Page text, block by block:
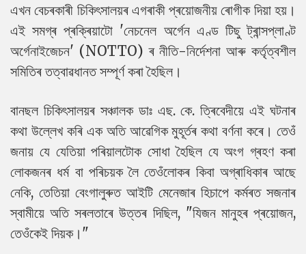
এখন বেচৰকাৰী চিকিৎসালয়ৰ এগৰাকী প্ৰয়োজনীয় ৰোগীক দিয়া হয়।
এই সমগ্ৰ প্ৰক্ৰিয়াটো 'নেচনেল অৰ্গেন এণ্ড টিছু ট্ৰান্সপ্লাণ্ট
অৰ্গেনাইজেচন' (NOTTO) ৰ নীতি-নিৰ্দেশনা আৰু কৰ্তৃত্বশীল
সমিতিৰ তত্বাৱধানত সম্পূৰ্ণ কৰা হৈছিল।
বানছল চিকিৎসালয়ৰ সঞ্চালক ডাঃ এছ. কে. ত্ৰিবেদীয়ে এই ঘটনাৰ
কথা উল্লেখ কৰি এক অতি আৱেগিক মুহূৰ্তৰ কথা বৰ্ণনা কৰে। তেওঁ
জনায় যে যেতিয়া পৰিয়ালটোক সোধা হৈছিল যে অংগ গ্ৰহণ কৰা
লোকজনৰ ধৰ্ম বা পৰিচয়ক লৈ তেওঁলোকৰ কিবা অগ্ৰাধিকাৰ আছে
নেকি, তেতিয়া বেংগালুৰুত আইটি মেনেজাৰ হিচাপে কৰ্মৰত সজনাৰ
স্বামীয়ে অতি সৰলতাৰে উত্তৰ দিছিল, "যিজন মানুহৰ প্ৰয়োজন,
তেওঁকেই দিয়ক।"